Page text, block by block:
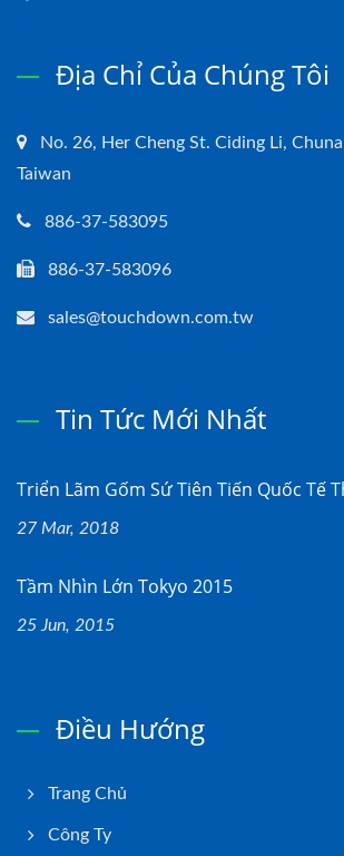
Địa Chỉ Của Chúng Tôi
No. 26, Her Cheng St. Ciding Li,
Taiwan
886-37-583095
886-37-583096
sales@touchdown.com.tw
Tin Tức Mới Nhất
Triển Lãm Gốm Sứ Tiên Tiến Quốc Tế
27 Mar, 2018
Tầm Nhìn Lớn Tokyo 2015
25 Jun, 2015
Điều Hướng
Trang Chủ
Công Ty